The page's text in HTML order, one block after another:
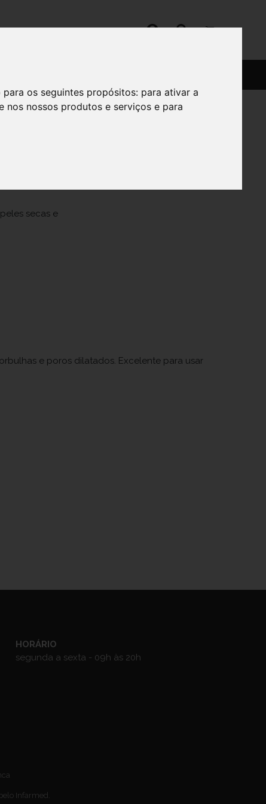
os seguintes propósitos: para ativar a
nos nossos produtos e serviços e para
secas e
e poros dilatados. Excelente para usar
HORÁRIO
segunda a sexta - 09h às 20h
Infarmed.